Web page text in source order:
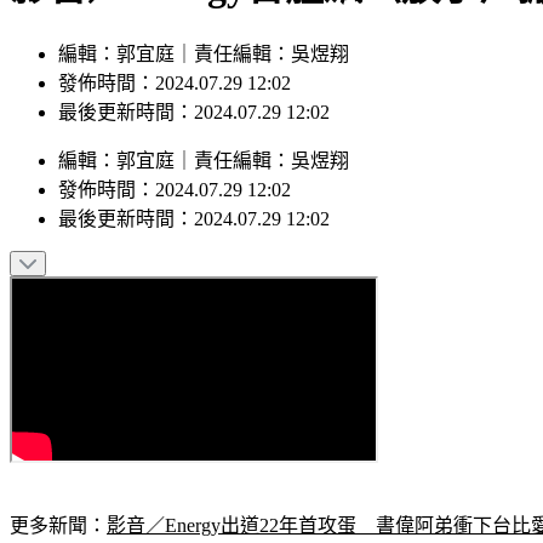
編輯：郭宜庭｜責任編輯：吳煜翔
發佈時間：2024.07.29 12:02
最後更新時間：2024.07.29 12:02
編輯 ： 郭宜庭 責任編輯 ： 吳煜翔
發佈時間： 2024.07.29 12:02
最後更新時間： 2024.07.29 12:02
更多新聞： 影音／Energy出道22年首攻蛋　書偉阿弟衝下台比